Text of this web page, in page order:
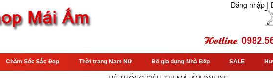
Đăng nhập |
Chăm Sóc Sắc Đẹp Thời trang Nam Nữ Đồ gia dụng-Nhà Bếp SALE